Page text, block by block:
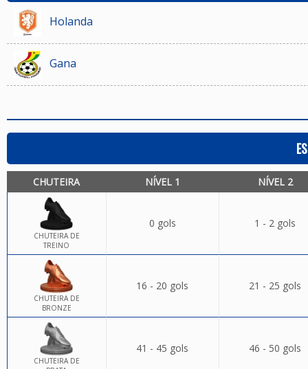
Holanda
Gana
CHUTEIRA NÍVEL 1 NÍVEL 2
CHUTEIRA DE
TREINO
0 gols 1 - 2 gols
CHUTEIRA DE
BRONZE
16 - 20 gols 21 - 25 gols
CHUTEIRA DE
41 - 45 gols 46 - 50 gols